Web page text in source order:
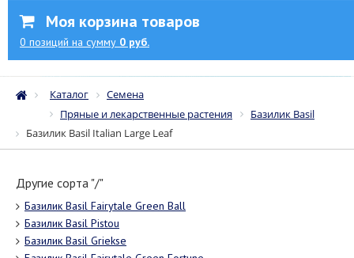
Моя корзина товаров
0 позиций на сумму 0 руб.
Каталог
Семена
Пряные и лекарственные растения
Базилик Basil
Базилик Basil Italian Large Leaf
Другие сорта "/"
Базилик Basil Fairytale Green Ball
Базилик Basil Pistou
Базилик Basil Griekse